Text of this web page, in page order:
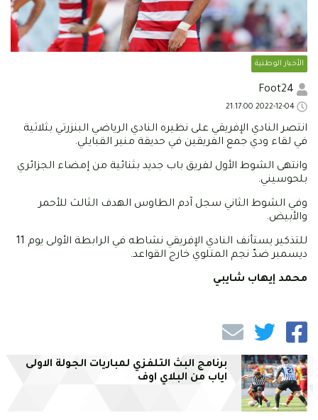
الأخبار الوطنية
انتصر النادي الإفريقي على نظيره النادي الرياضي البنزرتي بثلاثية
في لقاء ودي جمع الفريقين في حديقة منير القبايلي.
وانتهى الشوط الأول لفريق باب جديد بثنائية من إمضاء الجزائري
بلحوسيني.
وفي الشوط الثاني سجل آدم الطاوس الهدف الثالث للأحمر
والأبيض.
للتذكير يستأنف النادي الإفريقي نشاطه في الرابطة الأولى يوم 11
ديسمبر ضدّ نجم المتلوي خارج القواعد.
محمد إيهاب شايبي
برنامج البث التلفزي لمباريات الجولة الاولى
اياب من البلاي اوف